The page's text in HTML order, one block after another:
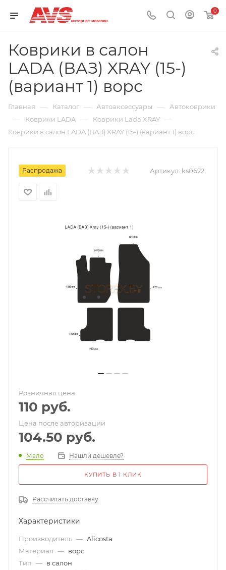
0
Коврики в салон
LADA (ВАЗ) XRAY (15-)
(вариант 1) ворс
Главная — Каталог — Автоаксессуары — Автоковрики
— Коврики LADA — Коврики Lada XRAY —
Коврики в салон LADA (ВАЗ) XRAY (15-) (вариант 1) ворс
Распродажа Артикул: ks0622
Розничная цена
110 руб.
Цена после авторизации
104.50 руб.
Мало Нашли дешевле?
КУПИТЬ В 1 КЛИК
Рассчитать доставку
Характеристики
Производитель — Alicosta
Материал — ворс
Тип — в салон